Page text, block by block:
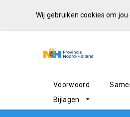
Wij gebruiken cookies om
Voorwoord
Bijlagen